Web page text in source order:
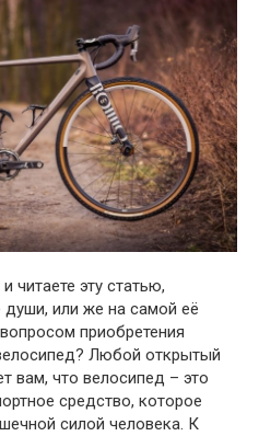
читаете эту статью,
души, или же на самой её
приобретения
Любой открытый
вам, что велосипед – это
средство, которое
силой человека. К